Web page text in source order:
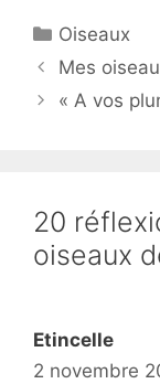
Catégories
Oiseaux
Mes
« A vos
20
oiseaux
Etincelle
2 novembre